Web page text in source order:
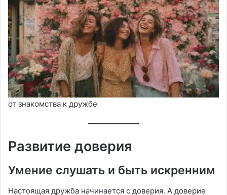
от знакомства к дружбе
Развитие доверия
Умение слушать и быть искренним
Настоящая дружба начинается с доверия. А доверие